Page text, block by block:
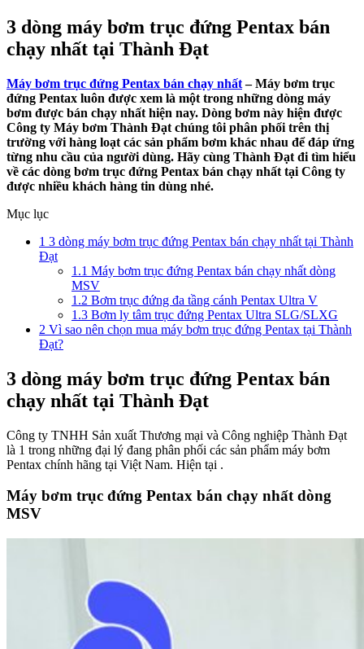
3 dòng máy bơm trục đứng Pentax bán
chạy nhất tại Thành Đạt
Máy bơm trục đứng Pentax bán chạy nhất– Máy bơm trục
đứng Pentax luôn được xem là một trong những dòng máy
bơm được bán chạy nhất hiện nay. Dòng bơm này hiện được
Công ty Máy bơm Thành Đạt chúng tôi phân phối trên thị
trường với hàng loạt các sản phẩm bơm khác nhau để đáp ứng
từng nhu cầu của người dùng. Hãy cùng Thành Đạt đi tìm hiểu
về các dòng bơm trục đứng Pentax bán chạy nhất tại Công ty
được nhiều khách hàng tin dùng nhé.
Mục lục
1 3 dòng máy bơm trục đứng Pentax bán chạy nhất tại Thành
Đạt
1.1 Máy bơm trục đứng Pentax bán chạy nhất dòng
MSV
1.2 Bơm trục đứng đa tầng cánh Pentax Ultra V
1.3 Bơm ly tâm trục đứng Pentax Ultra SLG/SLXG
2 Vì sao nên chọn mua máy bơm trục đứng Pentax tại Thành
Đạt?
3 dòng máy bơm trục đứng Pentax bán
chạy nhất tại Thành Đạt
Công ty TNHH Sản xuất Thương mại và Công nghiệp Thành Đạt
là 1 trong những đại lý đang phân phối các sản phẩm máy bơm
Pentax chính hãng tại Việt Nam. Hiện tại .
Máy bơm trục đứng Pentax bán chạy nhất dòng
MSV